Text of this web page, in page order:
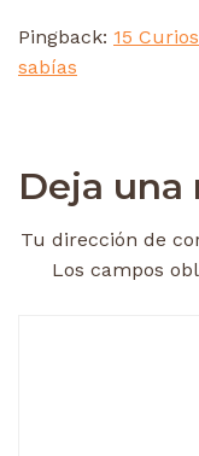
Pingback: 15
sabías
Deja una
Tu dirección de
Los campos